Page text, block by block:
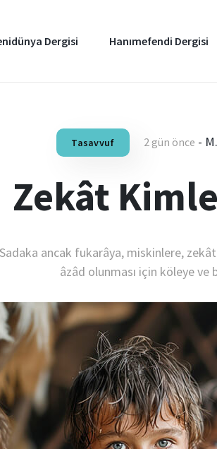
Dergisi Hanımefendi Dergisi
Tasavvuf 2 gün önce -
Zekât
ancak fukarâya, miskinlere,
âzâd olunması için köleye